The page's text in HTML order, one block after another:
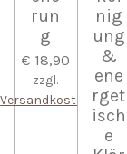
run
g
€ 18,90
zzgl.
Versandkosten
nig
ung
&
ene
rget
isch
e